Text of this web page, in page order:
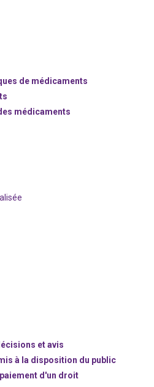
de médicaments
médicaments
et avis
à la disposition du public
d'un droit